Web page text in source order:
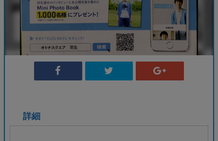
詳細